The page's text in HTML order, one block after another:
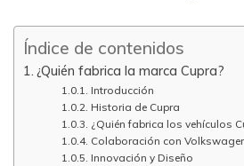
Índice de contenidos
¿Quién fabrica la marca Cupra?
Introducción
Historia de Cupra
¿Quién fabrica los vehículos
Colaboración con
Innovación y Diseño